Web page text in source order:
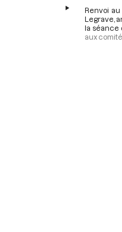
Renvoi
Legrave,
la séance
aux